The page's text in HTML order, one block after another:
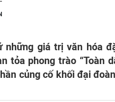
những giá trị văn hóa
tỏa phong trào “Toàn
củng cố khối đại